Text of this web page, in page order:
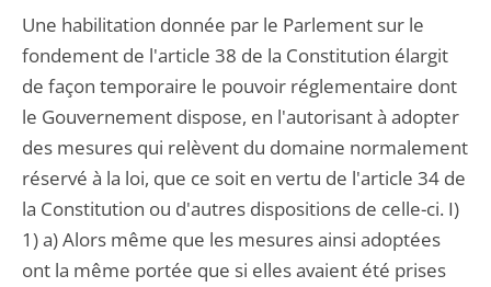
Une habilitation donnée par le Parlement sur le
fondement de l'article 38 de la Constitution élargit
de façon temporaire le pouvoir réglementaire dont
le Gouvernement dispose, en l'autorisant à adopter
des mesures qui relèvent du domaine normalement
réservé à la loi, que ce soit en vertu de l'article 34 de
la Constitution ou d'autres dispositions de celle-ci. I)
1) a) Alors même que les mesures ainsi adoptées
ont la même portée que si elles avaient été prises